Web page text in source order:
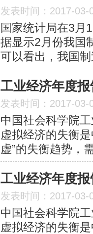
发表时间：2017-03-
国家统计局在3月
据显示2月份我国
可以看出，我国
工业经济年度
发表时间：2017-03-
中国社会科学院
虚拟经济的失衡
虚”的失衡趋势，
工业经济年度
发表时间：2017-03-
中国社会科学院
虚拟经济的失衡